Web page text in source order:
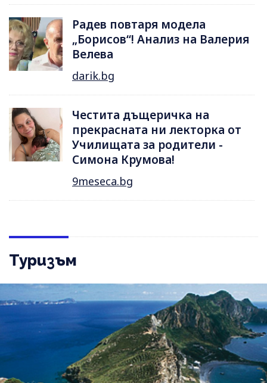
Радев повтаря модела
„Борисов“! Анализ на Валерия
Велева
darik.bg
Честита дъщеричка на
прекрасната ни лекторка от
Училищата за родители -
Симона Крумова!
9meseca.bg
Туризъм